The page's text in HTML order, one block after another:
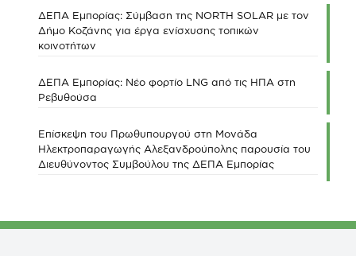
ΔΕΠΑ Εμπορίας: Σύμβαση της NORTH SOLAR με τον
Δήμο Κοζάνης για έργα ενίσχυσης τοπικών
κοινοτήτων
ΔΕΠΑ Εμπορίας: Νέο φορτίο LNG από τις ΗΠΑ στη
Ρεβυθούσα
Επίσκεψη του Πρωθυπουργού στη Μονάδα
Ηλεκτροπαραγωγής Αλεξανδρούπολης παρουσία του
Διευθύνοντος Συμβούλου της ΔΕΠΑ Εμπορίας